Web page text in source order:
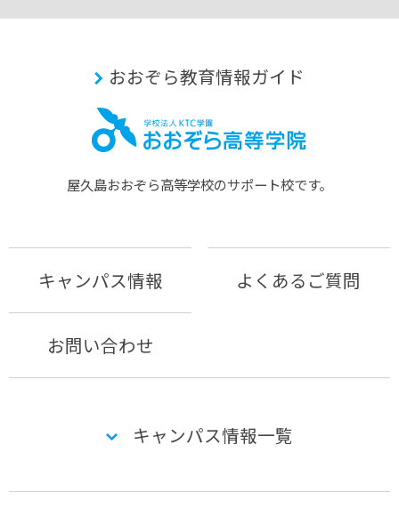
おおぞら教育情報ガイド
屋久島おおぞら⾼等学校のサポート校です。
キャンパス情報 よくあるご質問
お問い合わせ
キャンパス情報一覧